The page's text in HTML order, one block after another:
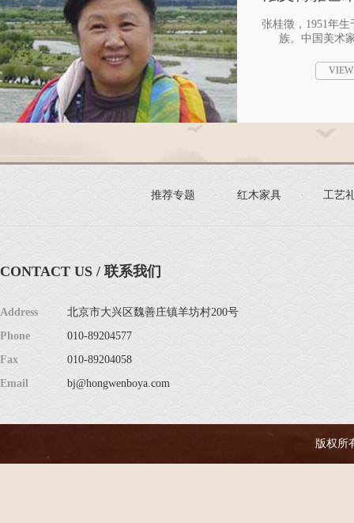
张桂徵，1951年
族。中国美术
推荐专题 · 红木家具 · 工艺
CONTACT US / 联系我们
Address
北京市大兴区魏善庄镇羊坊村200号
Phone
010-89204577
Fax
010-89204058
Email
bj@hongwenboya.com
版权所